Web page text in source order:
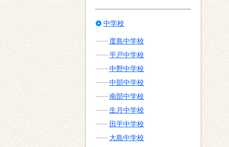
中学校
度島中学校
平戸中学校
中野中学校
中部中学校
南部中学校
生月中学校
田平中学校
大島中学校